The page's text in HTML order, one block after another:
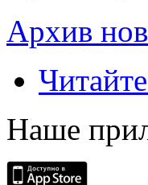
Архив
Наше